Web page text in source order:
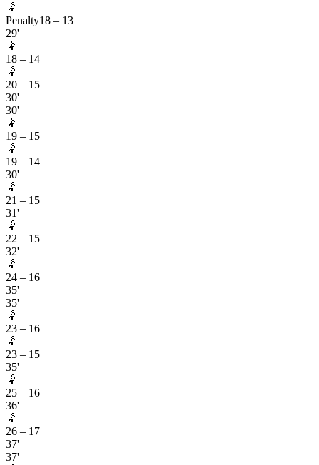
🤾
Penalty18 – 13
29'
🤾
18 – 14
🤾
20 – 15
30'
30'
🤾
19 – 15
🤾
19 – 14
30'
🤾
21 – 15
31'
🤾
22 – 15
32'
🤾
24 – 16
35'
35'
🤾
23 – 16
🤾
23 – 15
35'
🤾
25 – 16
36'
🤾
26 – 17
37'
37'